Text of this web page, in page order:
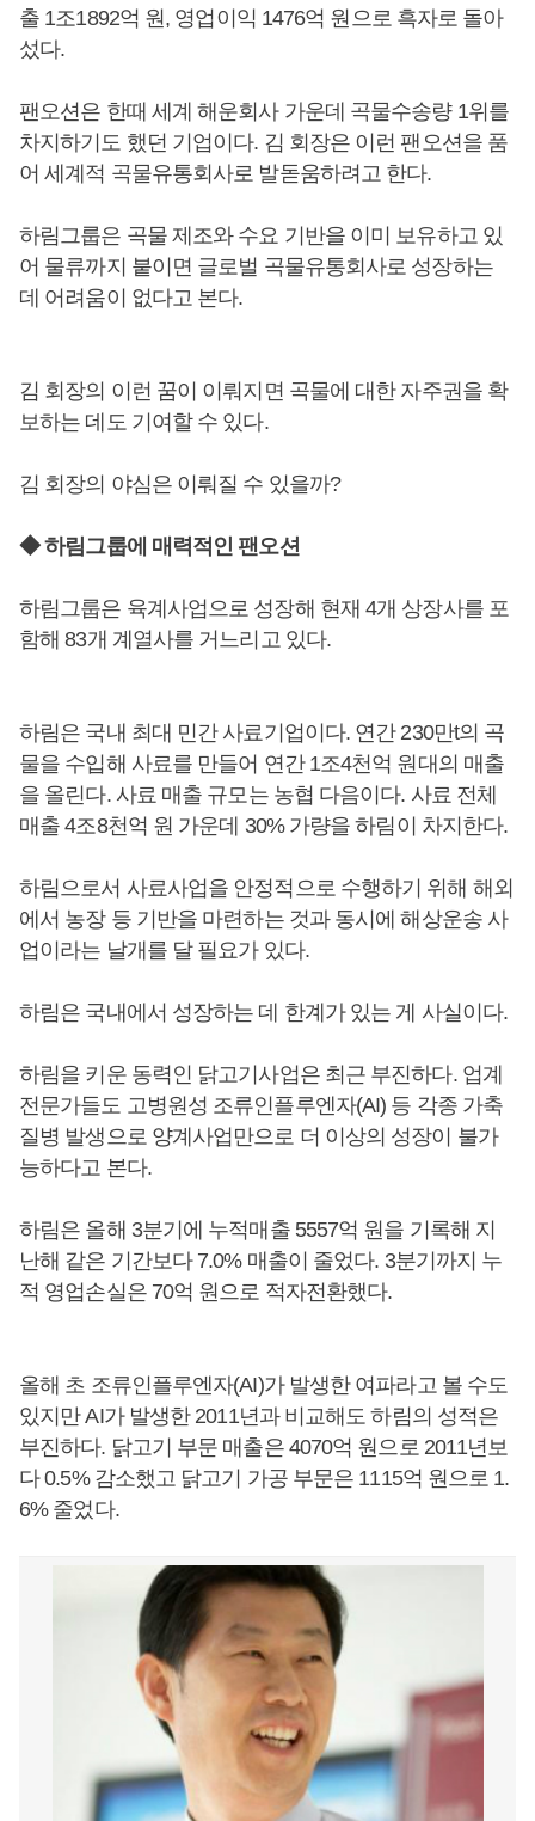
출 1조1892억 원, 영업이익 1476억 원으로 흑자로 돌아
섰다.
팬오션은 한때 세계 해운회사 가운데 곡물수송량 1위를
차지하기도 했던 기업이다. 김 회장은 이런 팬오션을 품
어 세계적 곡물유통회사로 발돋움하려고 한다.
하림그룹은 곡물 제조와 수요 기반을 이미 보유하고 있
어 물류까지 붙이면 글로벌 곡물유통회사로 성장하는
데 어려움이 없다고 본다.
김 회장의 이런 꿈이 이뤄지면 곡물에 대한 자주권을 확
보하는 데도 기여할 수 있다.
김 회장의 야심은 이뤄질 수 있을까?
◆ 하림그룹에 매력적인 팬오션
하림그룹은 육계사업으로 성장해 현재 4개 상장사를 포
함해 83개 계열사를 거느리고 있다.
하림은 국내 최대 민간 사료기업이다. 연간 230만t의 곡
물을 수입해 사료를 만들어 연간 1조4천억 원대의 매출
을 올린다. 사료 매출 규모는 농협 다음이다. 사료 전체
매출 4조8천억 원 가운데 30% 가량을 하림이 차지한다.
하림으로서 사료사업을 안정적으로 수행하기 위해 해외
에서 농장 등 기반을 마련하는 것과 동시에 해상운송 사
업이라는 날개를 달 필요가 있다.
하림은 국내에서 성장하는 데 한계가 있는 게 사실이다.
하림을 키운 동력인 닭고기사업은 최근 부진하다. 업계
전문가들도 고병원성 조류인플루엔자(AI) 등 각종 가축
질병 발생으로 양계사업만으로 더 이상의 성장이 불가
능하다고 본다.
하림은 올해 3분기에 누적매출 5557억 원을 기록해 지
난해 같은 기간보다 7.0% 매출이 줄었다. 3분기까지 누
적 영업손실은 70억 원으로 적자전환했다.
올해 초 조류인플루엔자(AI)가 발생한 여파라고 볼 수도
있지만 AI가 발생한 2011년과 비교해도 하림의 성적은
부진하다. 닭고기 부문 매출은 4070억 원으로 2011년보
다 0.5% 감소했고 닭고기 가공 부문은 1115억 원으로 1.
6% 줄었다.